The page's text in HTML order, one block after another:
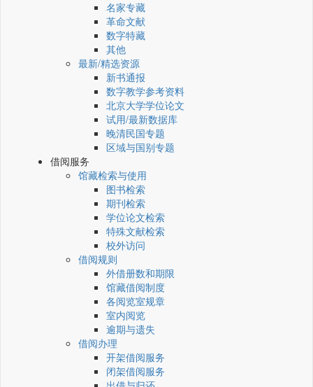
名家专藏
革命文献
数字特藏
其他
最新/精选资源
新书通报
数字教学参考资料
北京大学学位论文
试用/最新数据库
晚清民国专题
区域与国别专题
借阅服务
馆藏检索与使用
图书检索
期刊检索
学位论文检索
特殊文献检索
校外访问
借阅规则
外借册数和期限
馆藏借阅制度
各阅览室规章
室内阅览
逾期与遗失
借阅办理
开架借阅服务
闭架借阅服务